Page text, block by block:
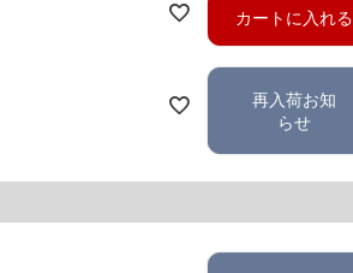
カートに入れる
再入荷お知
らせ